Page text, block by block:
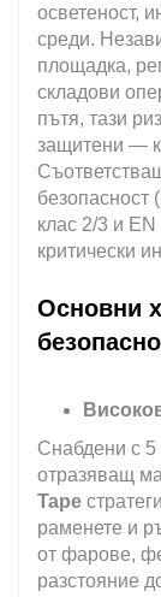
осветеност,
среди.
площадка,
складови
пътя, тази
защитени —
безопасност
клас 2/3 и
критически
Основни
Снабдени с
отразяващ
Tape
раменете и
от фарове,
разстояние